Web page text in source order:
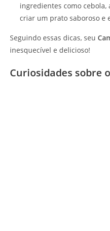
ingredientes como
criar um prato saboroso e
Seguindo essas dicas, seu
inesquecível e delicioso!
Curiosidades sobre